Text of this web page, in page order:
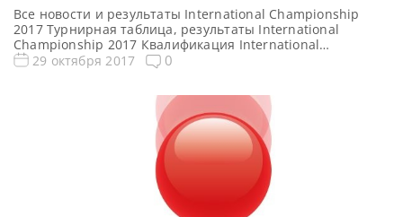
Все новости и результаты International Championship
2017 Турнирная таблица, результаты International
Championship 2017 Квалификация International
Championship 2017 Онлайн трансляции International
квалификационный раунд https://youtu.be/9HZyZCP0YSo
Видео матча Нил Робертсон — Гэри Уилсон. Первый
раунд https://youtu.be/QY2Bz_Qk2aM Видео матча Джон
Хиггинс — Эллиот Слессор. 1-й […]
29 октября 2017 0